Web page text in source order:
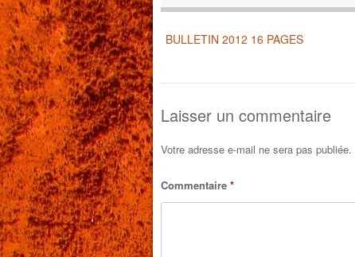
BULLETIN 2012 16 PAGES
Laisser un commentaire
Votre adresse e-mail ne sera pas publiée.
Commentaire *